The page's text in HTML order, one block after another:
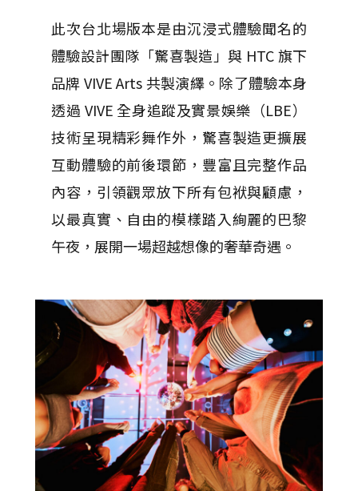
此次台北場版本是由沉浸式體驗聞名的
體驗設計團隊「驚喜製造」與 HTC 旗下
品牌 VIVE Arts 共製演繹。除了體驗本身
透過 VIVE 全身追蹤及實景娛樂（LBE）
技術呈現精彩舞作外，驚喜製造更擴展
互動體驗的前後環節，豐富且完整作品
內容，引領觀眾放下所有包袱與顧慮，
以最真實、自由的模樣踏入絢麗的巴黎
午夜，展開一場超越想像的奢華奇遇。